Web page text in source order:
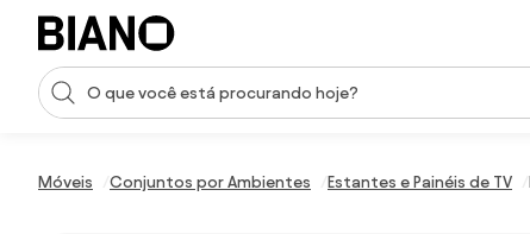
Saltar para o conteúdo
Entrada de pesquisa
Móveis Conjuntos por Ambientes Estantes e Painéis de TV